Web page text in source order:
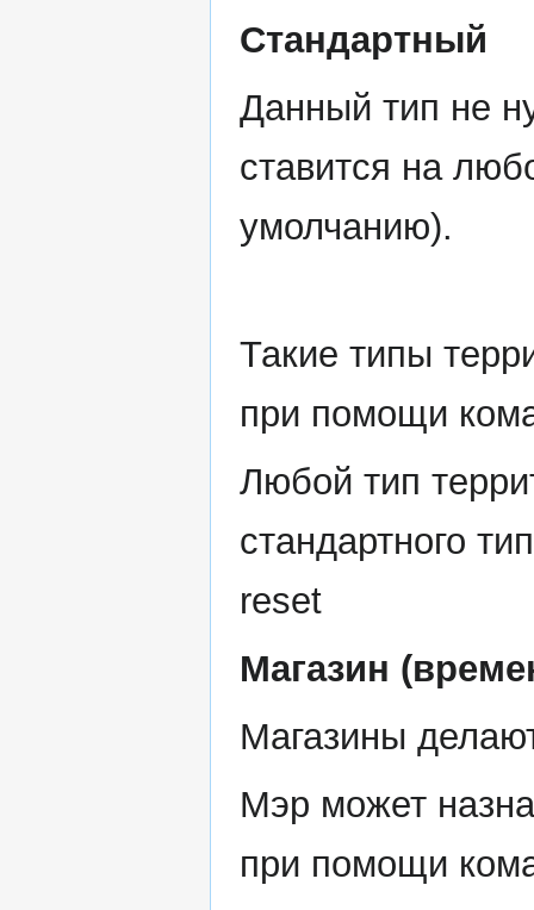
Стандартный
Данный тип не
ставится на
умолчанию).
Такие типы
при помощи
Любой тип
стандартного
reset
Магазин
Магазины
Мэр может
при помощи